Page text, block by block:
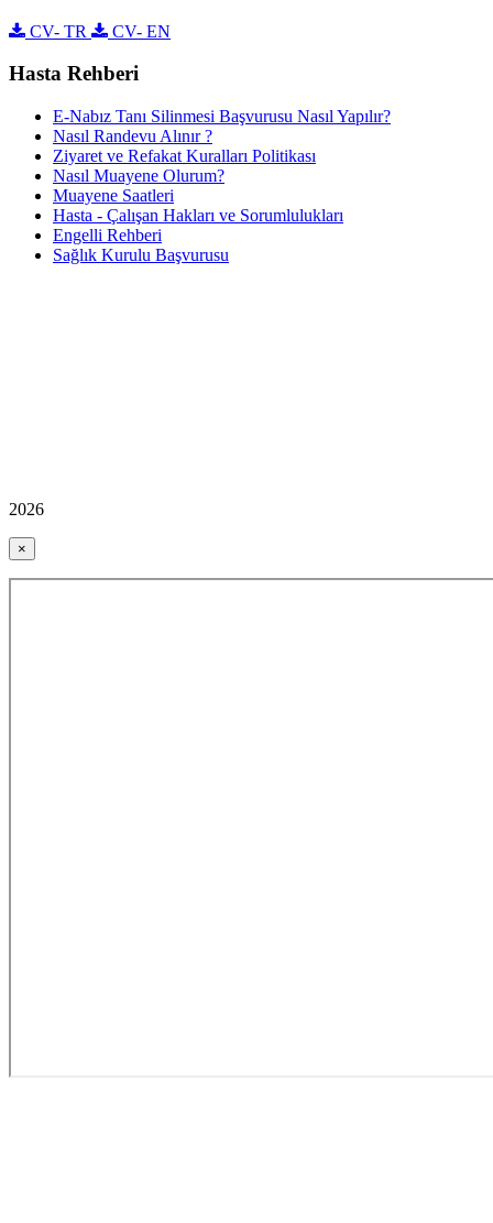
CV- TR CV- EN
Hasta Rehberi
E-Nabız Tanı Silinmesi Başvurusu Nasıl Yapılır?
Nasıl Randevu Alınır ?
Ziyaret ve Refakat Kuralları Politikası
Nasıl Muayene Olurum?
Muayene Saatleri
Hasta - Çalışan Hakları ve Sorumlulukları
Engelli Rehberi
Sağlık Kurulu Başvurusu
2026
×